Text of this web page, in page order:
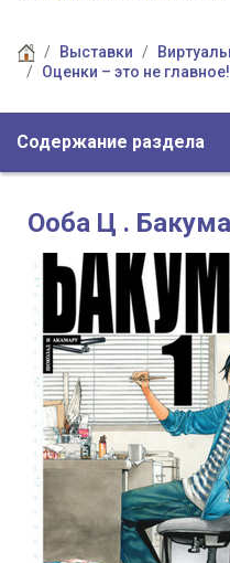
Выставки
Оценки – это не главное!
Содержание раздела
Ооба Ц .